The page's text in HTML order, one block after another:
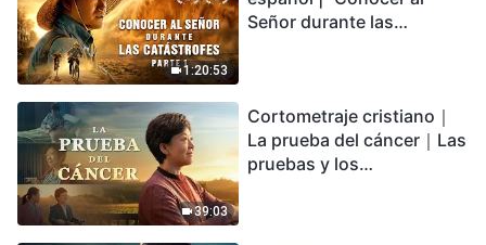
1:20:53
Señor durante las
encontrarás refugio?
39:03
Cortometraje cristiano｜
La prueba del cáncer｜Las
pruebas y los